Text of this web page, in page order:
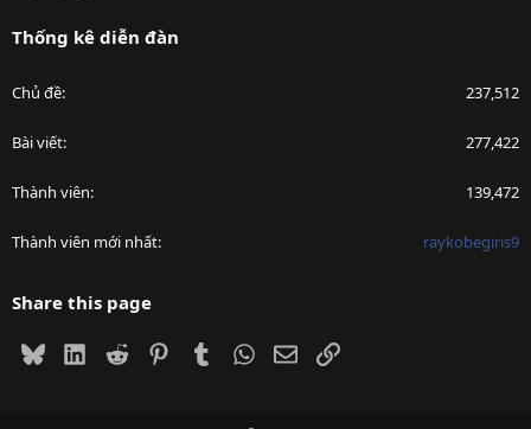
Thống kê diễn đàn
Chủ đề 237,512
Bài viết 277,422
Thành viên 139,472
Thành viên mới nhất raykobegiris9
Share this page
BlueskyLinkedIn
Reddit PinterestTumblrWhatsApp
EmailLink